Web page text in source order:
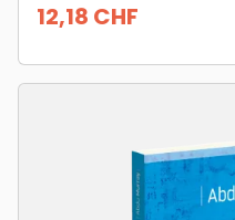
Prix
12,18 CHF